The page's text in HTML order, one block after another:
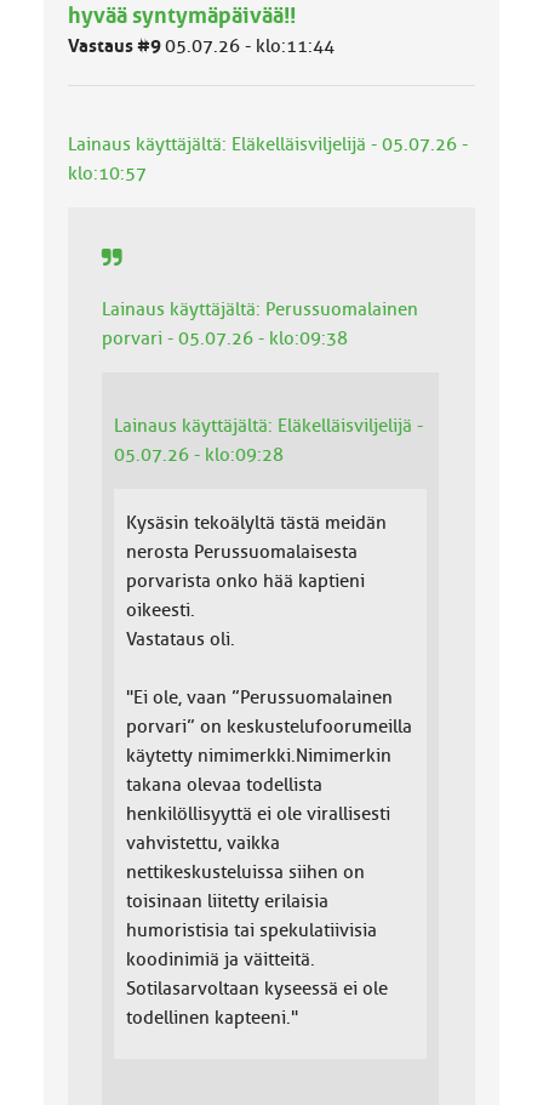
ä
u
a
:
hyvää syntymäpäivää!!
Vastaus #905.07.26 - klo:11:44
Lainaus käyttäjältä: Eläkelläisviljelijä - 05.07.26 -
klo:10:57
Lainaus käyttäjältä: Perussuomalainen
porvari - 05.07.26 - klo:09:38
Lainaus käyttäjältä: Eläkelläisviljelijä -
05.07.26 - klo:09:28
Kysäsin tekoälyltä tästä meidän
nerosta Perussuomalaisesta
porvarista onko hää kaptieni
oikeesti.
Vastataus oli.
"Ei ole, vaan ”Perussuomalainen
porvari” on keskustelufoorumeilla
käytetty nimimerkki.Nimimerkin
takana olevaa todellista
henkilöllisyyttä ei ole virallisesti
vahvistettu, vaikka
nettikeskusteluissa siihen on
toisinaan liitetty erilaisia
humoristisia tai spekulatiivisia
koodinimiä ja väitteitä.
Sotilasarvoltaan kyseessä ei ole
todellinen kapteeni."